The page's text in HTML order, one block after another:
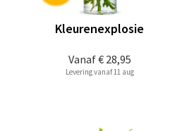
Vanaf€ 28,95
Kleurenexplosie
Levering vanaf 11 aug